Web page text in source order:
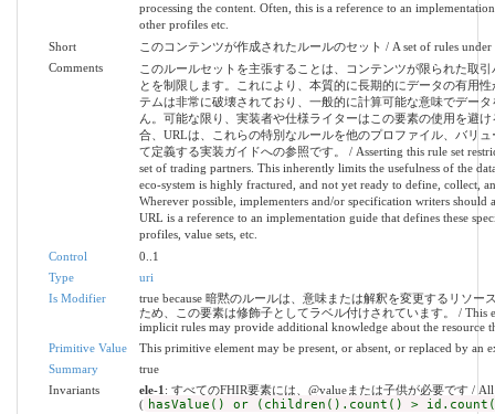
processing the content. Often, this is a reference to an
other profiles etc.
Short
このコンテンツが作成されたルールのセット / A set of rules under
Comments
このルールセットを主張することは、コンテンツが限られた取
とを制限します。これにより、本質的に長期的にデータの有用
テムは非常に破壊されており、一般的に計算可能な意味でデー
ん。可能な限り、実装者や仕様ライターはこの要素の使用を避
合、URLは、これらの特別なルールを他のプロファイル、バリ
て定義する実装ガイドへの参照です。 / Asserting this rule set
set of trading partners. This inherently limits the usefulness of the
eco-system is highly fractured, and not yet ready to define, collect,
Wherever possible, implementers and/or specification writers should
URL is a reference to an implementation guide that defines these
profiles, value sets, etc.
Control
0..1
Type
uri
Is Modifier
true because 暗黙のルールは、意味または解釈を変更するリソ
ため、この要素は修飾子としてラベル付けされています。 / This
implicit rules may provide additional knowledge about the resource
Primitive Value
This primitive element may be present, or absent, or replaced by an
Summary
true
Invariants
ele-1 : すべてのFHIR要素には、@valueまたは子供が必要です / All
( hasValue() or (children().count() >